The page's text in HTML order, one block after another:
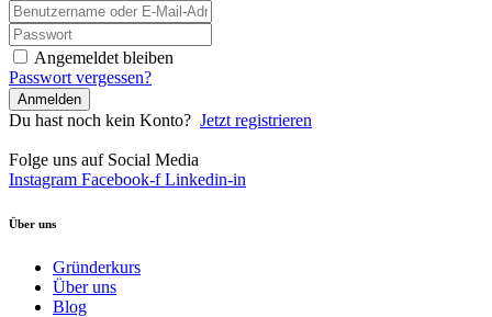
Angemeldet bleiben
Passwort vergessen?
Anmelden
Du hast noch kein Konto? Jetzt registrieren
Folge uns auf Social Media
Instagram Facebook-f Linkedin-in
Über uns
Gründerkurs
Über uns
Blog